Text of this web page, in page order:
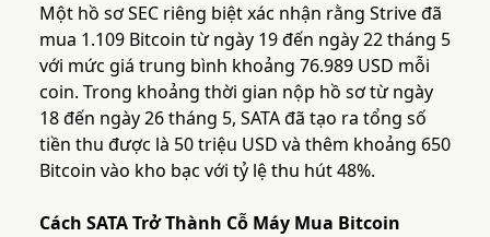
Một hồ sơ SEC riêng biệt xác nhận rằng Strive đã
mua 1.109 Bitcoin từ ngày 19 đến ngày 22 tháng 5
với mức giá trung bình khoảng 76.989 USD mỗi
coin. Trong khoảng thời gian nộp hồ sơ từ ngày
18 đến ngày 26 tháng 5, SATA đã tạo ra tổng số
tiền thu được là 50 triệu USD và thêm khoảng 650
Bitcoin vào kho bạc với tỷ lệ thu hút 48%.
Cách SATA Trở Thành Cỗ Máy Mua Bitcoin